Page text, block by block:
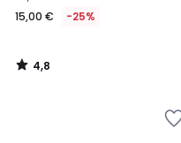
15,00 € -25%
4,8
/